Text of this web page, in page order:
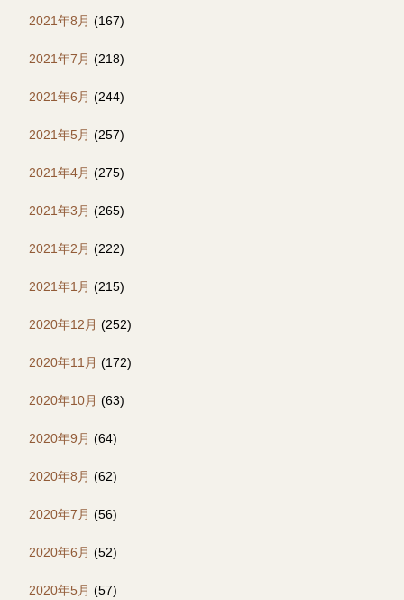
2021年8月 (167)
2021年7月 (218)
2021年6月 (244)
2021年5月 (257)
2021年4月 (275)
2021年3月 (265)
2021年2月 (222)
2021年1月 (215)
2020年12月 (252)
2020年11月 (172)
2020年10月 (63)
2020年9月 (64)
2020年8月 (62)
2020年7月 (56)
2020年6月 (52)
2020年5月 (57)